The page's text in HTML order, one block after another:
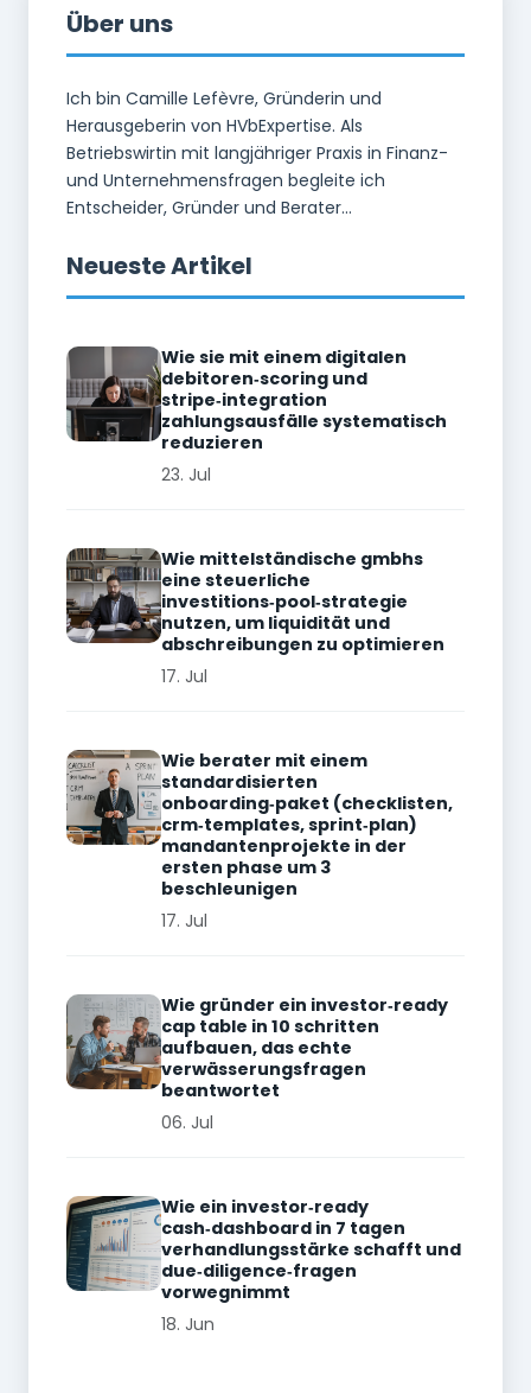
Über uns
Ich bin Camille Lefèvre, Gründerin und
Herausgeberin von HVbExpertise. Als
Betriebswirtin mit langjähriger Praxis in Finanz-
und Unternehmensfragen begleite ich
Entscheider, Gründer und Berater...
Neueste Artikel
Wie sie mit einem digitalen
debitoren‑scoring und
stripe‑integration
zahlungsausfälle systematisch
reduzieren
23. Jul
Wie mittelständische gmbhs
eine steuerliche
investitions‑pool‑strategie
nutzen, um liquidität und
abschreibungen zu optimieren
17. Jul
Wie berater mit einem
standardisierten
onboarding‑paket (checklisten,
crm‑templates, sprint‑plan)
mandantenprojekte in der
ersten phase um 3
beschleunigen
17. Jul
Wie gründer ein investor‑ready
cap table in 10 schritten
aufbauen, das echte
verwässerungsfragen
beantwortet
06. Jul
Wie ein investor‑ready
cash‑dashboard in 7 tagen
verhandlungsstärke schafft und
due‑diligence‑fragen
vorwegnimmt
18. Jun